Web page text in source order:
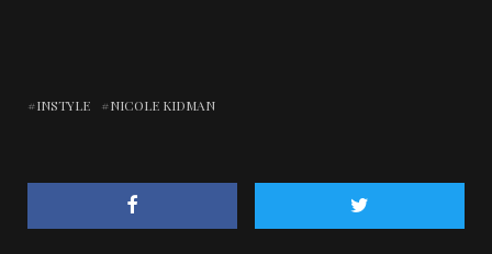
INSTYLE NICOLE KIDMAN